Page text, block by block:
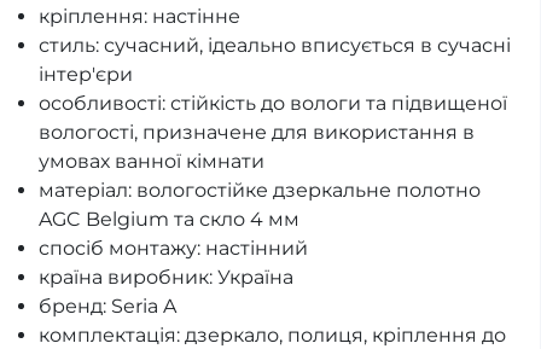
кріплення: настінне
стиль: сучасний, ідеально вписується в сучасні
інтер'єри
особливості: стійкість до вологи та підвищеної
вологості, призначене для використання в
умовах ванної кімнати
матеріал: вологостійке дзеркальне полотно
AGC Belgium та скло 4 мм
спосіб монтажу: настінний
країна виробник: Україна
бренд: Seria A
комплектація: дзеркало, полиця, кріплення до